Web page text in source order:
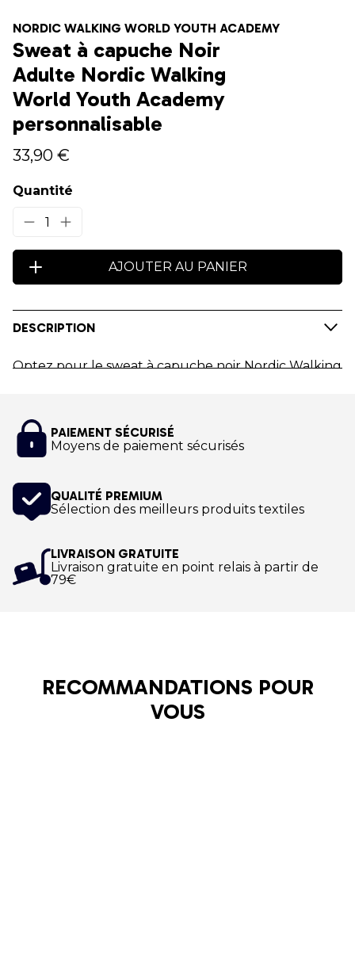
NORDIC WALKING WORLD YOUTH ACADEMY
Sweat à capuche Noir
Adulte Nordic Walking
World Youth Academy
personnalisable
33,90 €
Quantité
1
AJOUTER AU PANIER
DESCRIPTION
Optez pour le sweat à capuche noir Nordic Walking
Personnalisez le Sweat à capuche aux couleurs du
Club Nordic Walking World Youth Academy !
PAIEMENT SÉCURISÉ
Moyens de paiement sécurisés
QUALITÉ PREMIUM
Sélection des meilleurs produits textiles
LIVRAISON GRATUITE
Livraison gratuite en point relais à partir de
79€
RECOMMANDATIONS POUR
VOUS